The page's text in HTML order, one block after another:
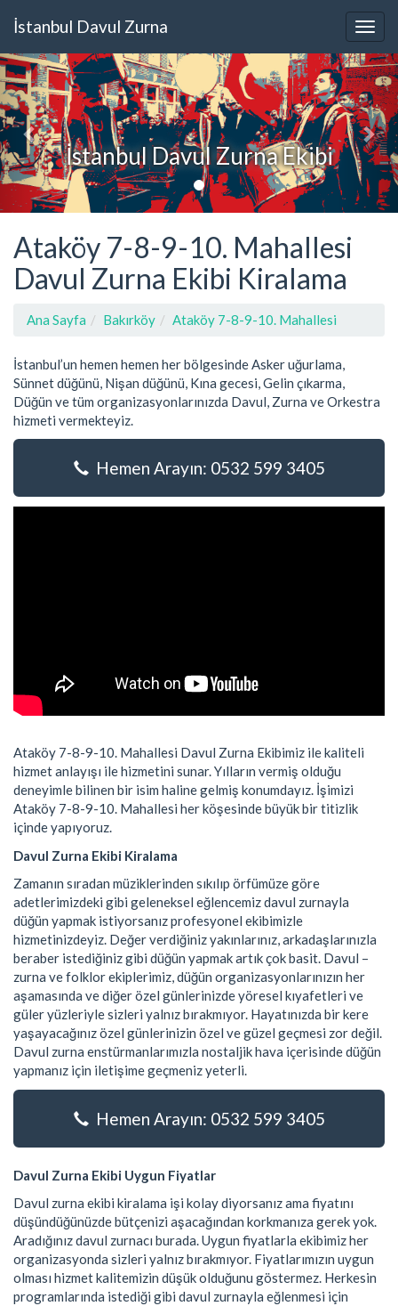
İstanbul Davul Zurna
İstanbul Davul Zurna Ekibi
Ataköy 7-8-9-10. Mahallesi
Davul Zurna Ekibi Kiralama
Ana Sayfa Bakırköy Ataköy 7-8-9-10. Mahallesi
İstanbul’un hemen hemen her bölgesinde Asker uğurlama,
Sünnet düğünü, Nişan düğünü, Kına gecesi, Gelin çıkarma,
Düğün ve tüm organizasyonlarınızda Davul, Zurna ve Orkestra
hizmeti vermekteyiz.
Hemen Arayın: 0532 599 3405
Ataköy 7-8-9-10. Mahallesi Davul Zurna Ekibimiz ile kaliteli
hizmet anlayışı ile hizmetini sunar. Yılların vermiş olduğu
deneyimle bilinen bir isim haline gelmiş konumdayız. İşimizi
Ataköy 7-8-9-10. Mahallesi her köşesinde büyük bir titizlik
içinde yapıyoruz.
Davul Zurna Ekibi Kiralama
Zamanın sıradan müziklerinden sıkılıp örfümüze göre
adetlerimizdeki gibi geleneksel eğlencemiz davul zurnayla
düğün yapmak istiyorsanız profesyonel ekibimizle
hizmetinizdeyiz. Değer verdiğiniz yakınlarınız, arkadaşlarınızla
beraber istediğiniz gibi düğün yapmak artık çok basit. Davul –
zurna ve folklor ekiplerimiz, düğün organizasyonlarınızın her
aşamasında ve diğer özel günlerinizde yöresel kıyafetleri ve
güler yüzleriyle sizleri yalnız bırakmıyor. Hayatınızda bir kere
yaşayacağınız özel günlerinizin özel ve güzel geçmesi zor değil.
Davul zurna enstürmanlarımızla nostaljik hava içerisinde düğün
yapmanız için iletişime geçmeniz yeterli.
Hemen Arayın: 0532 599 3405
Davul Zurna Ekibi Uygun Fiyatlar
Davul zurna ekibi kiralama işi kolay diyorsanız ama fiyatını
düşündüğünüzde bütçenizi aşacağından korkmanıza gerek yok.
Aradığınız davul zurnacı burada. Uygun fiyatlarla ekibimiz her
organizasyonda sizleri yalnız bırakmıyor. Fiyatlarımızın uygun
olması hizmet kalitemizin düşük olduğunu göstermez. Herkesin
programlarında istediği gibi davul zurnayla eğlenmesi için